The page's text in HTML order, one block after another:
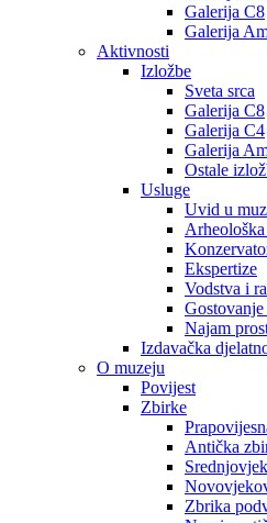
Galerija C8
Galerija
Aktivnosti
Izložbe
Sveta srca
Galerija C8
Galerija C4
Galerija
Ostale
Usluge
Uvid u
Ekspertize
Vodstva i
Najam
Izdavačka
O muzeju
Povijest
Zbirke
Antička
Zbrika